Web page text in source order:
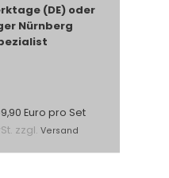
(DE) oder
Nürnberg
Euro pro Set
zzgl. Versand